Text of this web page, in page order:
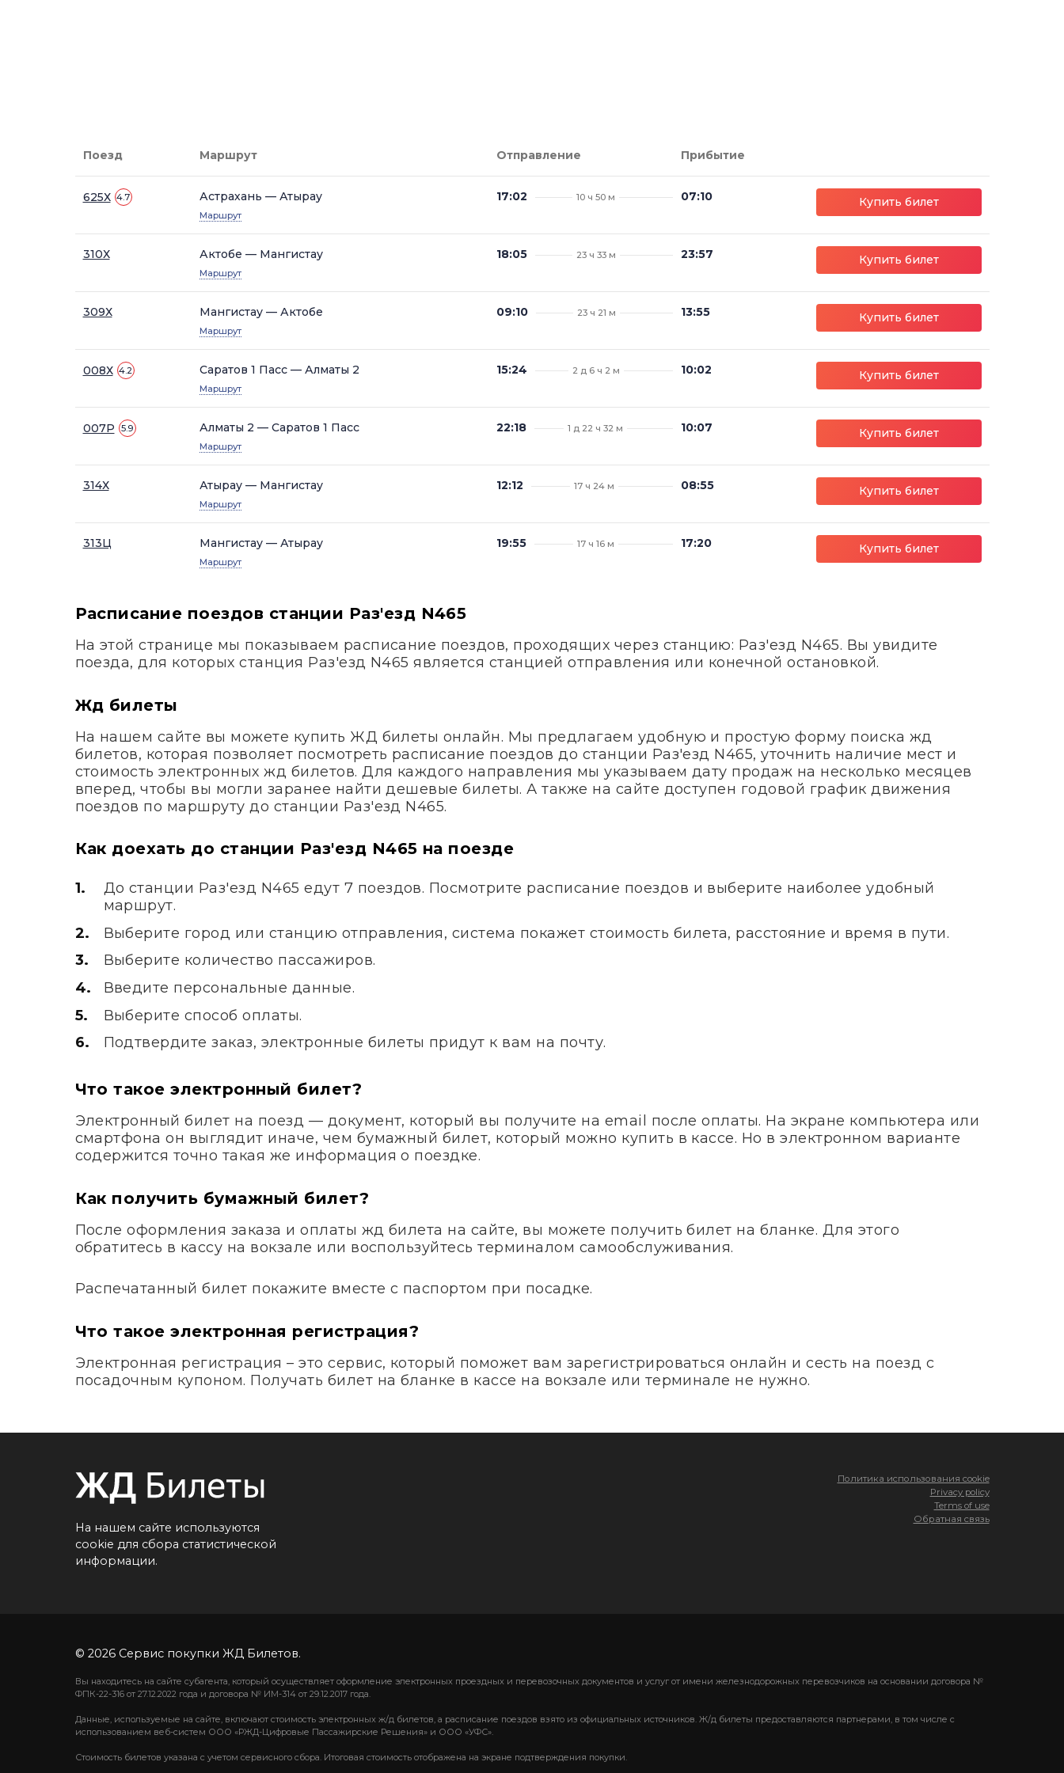
Поезд Маршрут Отправление Прибытие
625Х 4.7 Астрахань — Атырау
Маршрут
17:02 10 ч 50 м 07:10 Купить билет
310Х Актобе — Мангистау
Маршрут
18:05 23 ч 33 м 23:57 Купить билет
309Х Мангистау — Актобе
Маршрут
09:10 23 ч 21 м 13:55 Купить билет
008Х 4.2 Саратов 1 Пасс — Алматы 2
Маршрут
15:24 2 д 6 ч 2 м 10:02 Купить билет
007Р 5.9 Алматы 2 — Саратов 1 Пасс
Маршрут
22:18 1 д 22 ч 32 м 10:07 Купить билет
314Х Атырау — Мангистау
Маршрут
12:12 17 ч 24 м 08:55 Купить билет
313Ц Мангистау — Атырау
Маршрут
19:55 17 ч 16 м 17:20 Купить билет
Расписание поездов станции Раз'езд N465
На этой странице мы показываем расписание поездов, проходящих через станцию: Раз'езд N465. Вы увидите
поезда, для которых станция Раз'езд N465 является станцией отправления или конечной остановкой.
Жд билеты
На нашем сайте вы можете купить ЖД билеты онлайн. Мы предлагаем удобную и простую форму поиска жд
билетов, которая позволяет посмотреть расписание поездов до станции Раз'езд N465, уточнить наличие мест и
стоимость электронных жд билетов. Для каждого направления мы указываем дату продаж на несколько месяцев
вперед, чтобы вы могли заранее найти дешевые билеты. А также на сайте доступен годовой график движения
поездов по маршруту до станции Раз'езд N465.
Как доехать до станции Раз'езд N465 на поезде
До станции Раз'езд N465 едут 7 поездов. Посмотрите расписание поездов и выберите наиболее удобный
маршрут.
Выберите город или станцию отправления, система покажет стоимость билета, расстояние и время в пути.
Выберите количество пассажиров.
Введите персональные данные.
Выберите способ оплаты.
Подтвердите заказ, электронные билеты придут к вам на почту.
Что такое электронный билет?
Электронный билет на поезд — документ, который вы получите на email после оплаты. На экране компьютера или
смартфона он выглядит иначе, чем бумажный билет, который можно купить в кассе. Но в электронном варианте
содержится точно такая же информация о поездке.
Как получить бумажный билет?
После оформления заказа и оплаты жд билета на сайте, вы можете получить билет на бланке. Для этого
обратитесь в кассу на вокзале или воспользуйтесь терминалом самообслуживания.
Распечатанный билет покажите вместе с паспортом при посадке.
Что такое электронная регистрация?
Электронная регистрация – это сервис, который поможет вам зарегистрироваться онлайн и сесть на поезд с
посадочным купоном. Получать билет на бланке в кассе на вокзале или терминале не нужно.
На нашем сайте используются
cookie для сбора статистической
информации.
Политика использования cookie
Privacy policy
Terms of use
Обратная связь
© 2026 Сервис покупки ЖД Билетов.
Вы находитесь на сайте субагента, который осуществляет оформление электронных проездных и перевозочных документов и услуг от имени железнодорожных перевозчиков на основании договора №
ФПК-22-316 от 27.12.2022 года и договора № ИМ-314 от 29.12.2017 года.
Данные, используемые на сайте, включают стоимость электронных ж/д билетов, а расписание поездов взято из официальных источников. Ж/д билеты предоставляются партнерами, в том числе с
использованием веб-систем ООО «РЖД-Цифровые Пассажирские Решения» и ООО «УФС».
Стоимость билетов указана с учетом сервисного сбора. Итоговая стоимость отображена на экране подтверждения покупки.